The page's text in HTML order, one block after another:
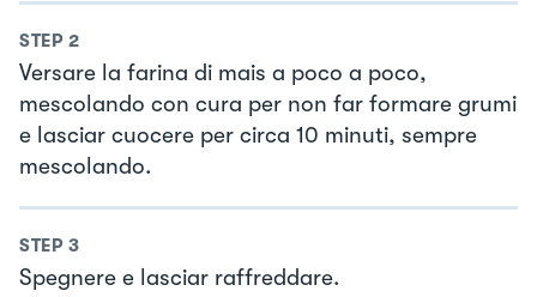
STEP 2
Versare la farina di mais a poco a poco,
mescolando con cura per non far formare grumi
e lasciar cuocere per circa 10 minuti, sempre
mescolando.
STEP 3
Spegnere e lasciar raffreddare.